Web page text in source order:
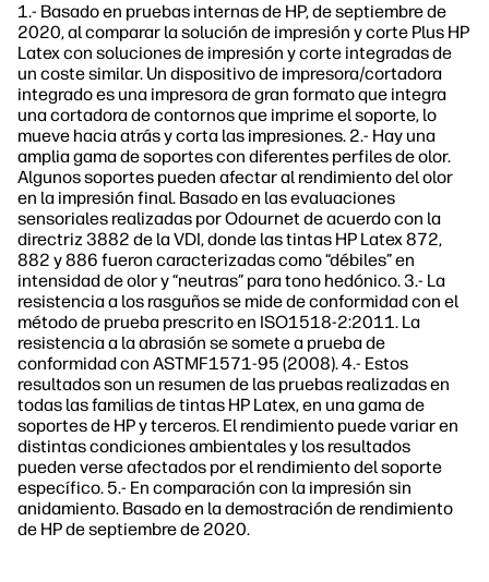
1.- Basado en pruebas internas de HP, de septiembre de
2020, al comparar la solución de impresión y corte Plus HP
Latex con soluciones de impresión y corte integradas de
un coste similar. Un dispositivo de impresora/cortadora
integrado es una impresora de gran formato que integra
una cortadora de contornos que imprime el soporte, lo
mueve hacia atrás y corta las impresiones. 2.- Hay una
amplia gama de soportes con diferentes perfiles de olor.
Algunos soportes pueden afectar al rendimiento del olor
en la impresión final. Basado en las evaluaciones
sensoriales realizadas por Odournet de acuerdo con la
directriz 3882 de la VDI, donde las tintas HP Latex 872,
882 y 886 fueron caracterizadas como “débiles” en
intensidad de olor y “neutras” para tono hedónico. 3.- La
resistencia a los rasguños se mide de conformidad con el
método de prueba prescrito en ISO1518-2:2011. La
resistencia a la abrasión se somete a prueba de
conformidad con ASTMF1571-95 (2008). 4.- Estos
resultados son un resumen de las pruebas realizadas en
todas las familias de tintas HP Latex, en una gama de
soportes de HP y terceros. El rendimiento puede variar en
distintas condiciones ambientales y los resultados
pueden verse afectados por el rendimiento del soporte
específico. 5.- En comparación con la impresión sin
anidamiento. Basado en la demostración de rendimiento
de HP de septiembre de 2020.